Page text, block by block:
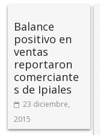
Balance
positivo en
ventas
reportaron
comerciante
s de Ipiales
23 diciembre,
2015